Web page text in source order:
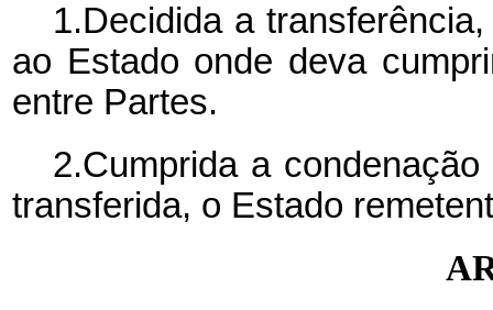
1.Decidida a
ao Estado onde deva
entre Partes.
2.Cumprida a
transferida, o Estado